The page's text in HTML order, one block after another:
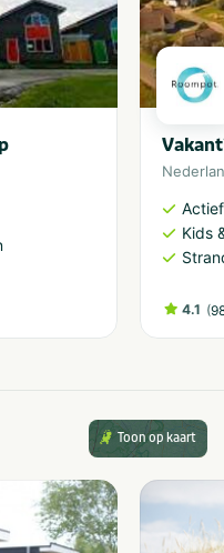
Kids
4.1 (
Toon op kaart